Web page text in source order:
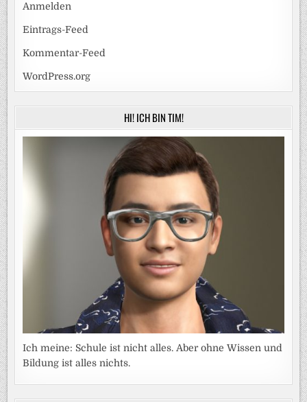
Anmelden
Eintrags-Feed
Kommentar-Feed
WordPress.org
HI! ICH BIN TIM!
Ich meine: Schule ist nicht alles. Aber ohne Wissen und
Bildung ist alles nichts.